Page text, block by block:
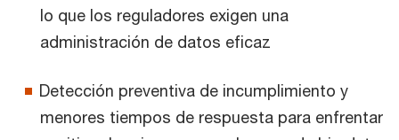
lo que los reguladores exigen una
administración de datos eficaz
Detección preventiva de incumplimiento y
menores tiempos de respuesta para enfrentar